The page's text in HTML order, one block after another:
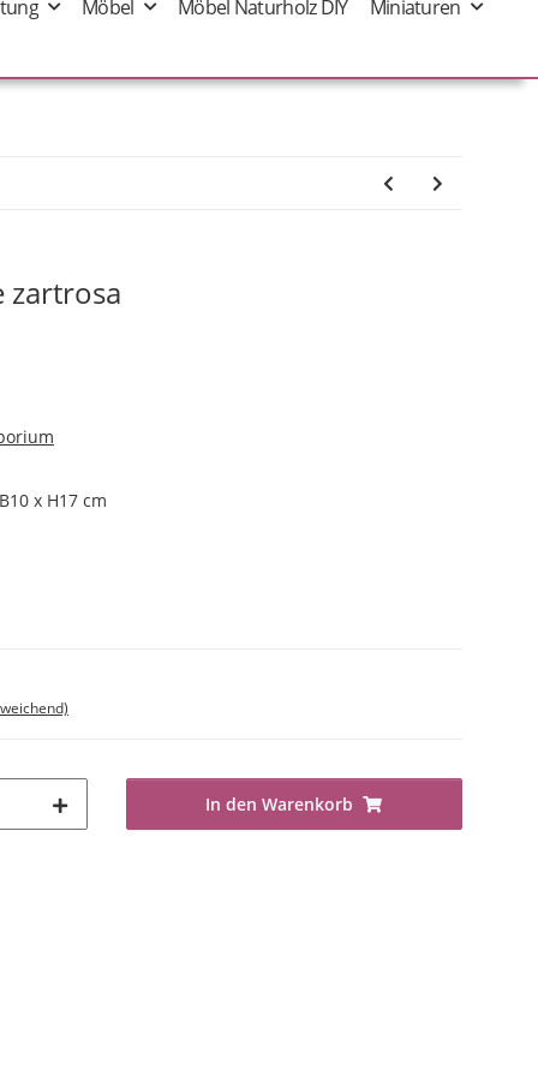
Möbel Möbel Naturholz DIY Miniaturen
zartrosa
x H17 cm
In den Warenkorb